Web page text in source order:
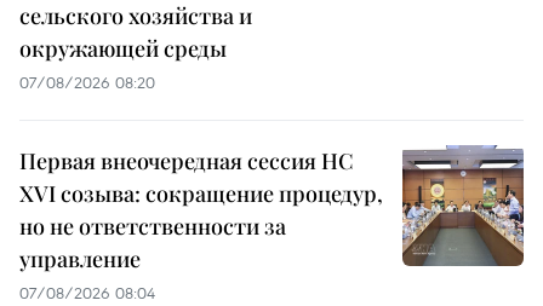
сельского хозяйства и
окружающей среды
07/08/2026 08:20
Первая внеочередная сессия НС
XVI созыва: сокращение процедур,
но не ответственности за
управление
07/08/2026 08:04